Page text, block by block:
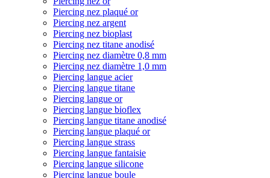
Piercing nez plaqué or
Piercing nez argent
Piercing nez bioplast
Piercing nez titane anodisé
Piercing nez diamètre 0,8 mm
Piercing nez diamètre 1,0 mm
Piercing langue acier
Piercing langue titane
Piercing langue or
Piercing langue bioflex
Piercing langue titane anodisé
Piercing langue plaqué or
Piercing langue strass
Piercing langue fantaisie
Piercing langue silicone
Piercing langue boule